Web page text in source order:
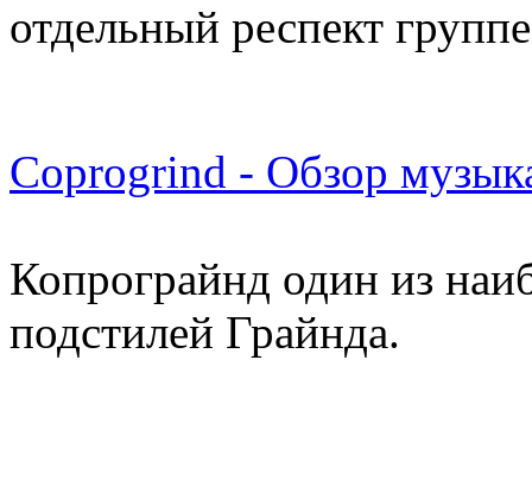
отдельный респект
Coprogrind - Обзор
Копрограйнд один из
подстилей Грайнда.